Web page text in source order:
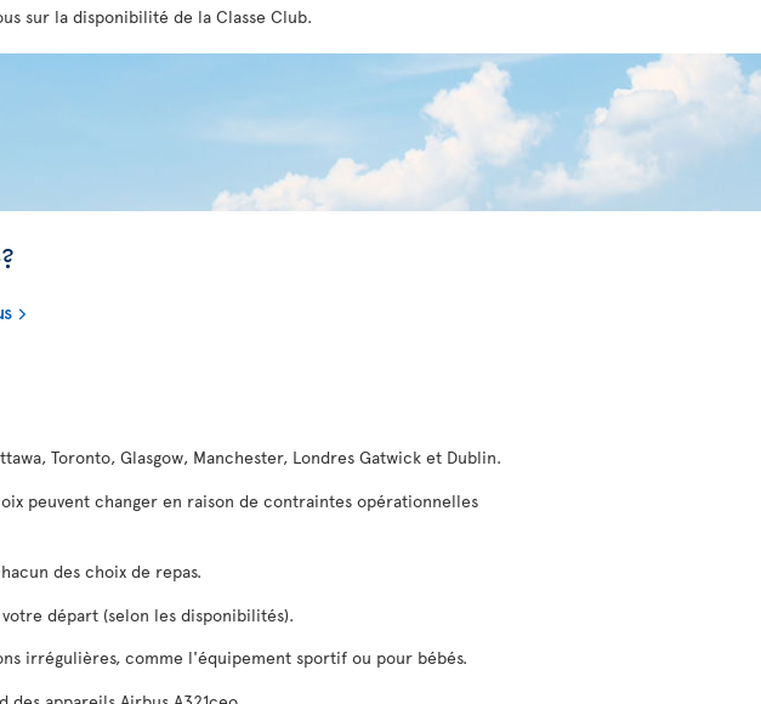
sur la disponibilité de la Classe Club.
Toronto, Glasgow, Manchester, Londres Gatwick et Dublin.
peuvent changer en raison de contraintes opérationnelles
des choix de repas.
départ (selon les disponibilités).
irrégulières, comme l'équipement sportif ou pour bébés.